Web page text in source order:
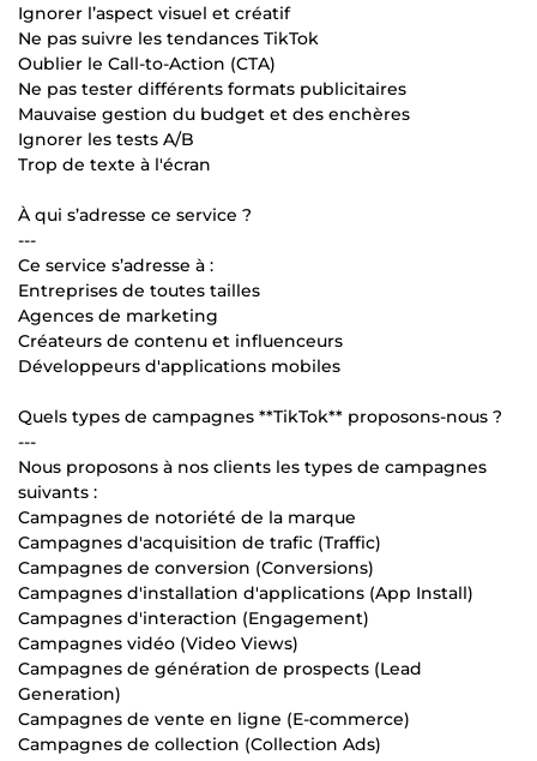
Ignorer l’aspect visuel et créatif
Ne pas suivre les tendances TikTok
Oublier le Call-to-Action (CTA)
Ne pas tester différents formats publicitaires
Mauvaise gestion du budget et des enchères
Ignorer les tests A/B
Trop de texte à l'écran
À qui s’adresse ce service ?
---
Ce service s’adresse à :
Entreprises de toutes tailles
Agences de marketing
Créateurs de contenu et influenceurs
Développeurs d'applications mobiles
Quels types de campagnes **TikTok** proposons-nous ?
---
Nous proposons à nos clients les types de campagnes
suivants :
Campagnes de notoriété de la marque
Campagnes d'acquisition de trafic (Traffic)
Campagnes de conversion (Conversions)
Campagnes d'installation d'applications (App Install)
Campagnes d'interaction (Engagement)
Campagnes vidéo (Video Views)
Campagnes de génération de prospects (Lead
Generation)
Campagnes de vente en ligne (E-commerce)
Campagnes de collection (Collection Ads)